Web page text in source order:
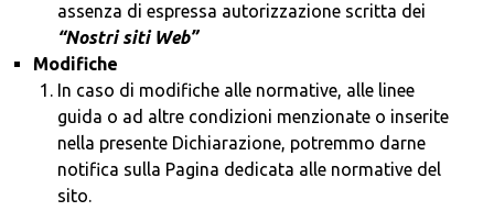
assenza di espressa autorizzazione scritta dei
“Nostri siti Web”
Modifiche
In caso di modifiche alle normative, alle linee
guida o ad altre condizioni menzionate o inserite
nella presente Dichiarazione, potremmo darne
notifica sulla Pagina dedicata alle normative del
sito.